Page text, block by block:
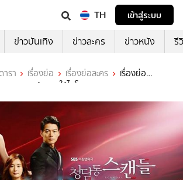
TH
เข้าสู่ระบบ
ข่าวบันเทิง ข่าวละคร ข่าวหนัง รี
ารา เรื่องย่อ เรื่องย่อละคร
เรื่องย่อ
เกมร้าย สะใภ้ไฮโซ